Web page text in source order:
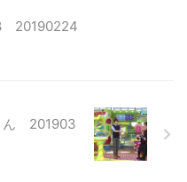
20190224
ん 201903